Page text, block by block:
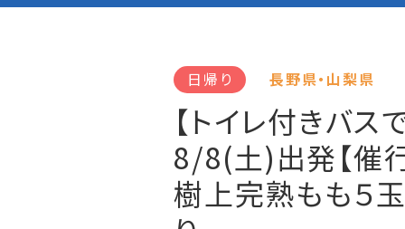
日帰り 長野県・山梨県
【トイレ付きバス
8/8(土)出発【催
樹上完熟もも５